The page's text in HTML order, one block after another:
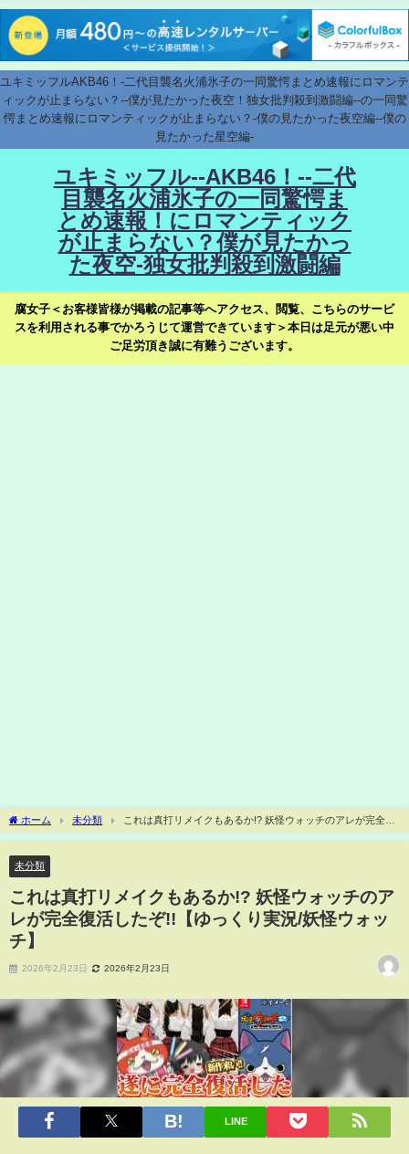
ユキミッフルAKB46！-二代目襲名火浦氷子の一同驚愕まとめ速報にロマンテ
ィックが止まらない？--僕が見たかった夜空！独女批判殺到激闘編--の一同驚
愕まとめ速報にロマンティックが止まらない？-僕の見たかった夜空編--僕の
見たかった星空編-
ユキミッフル--AKB46！--二代
目襲名火浦氷子の一同驚愕ま
とめ速報！にロマンティック
が止まらない？僕が見たかっ
た夜空-独女批判殺到激闘編
腐女子＜お客様皆様が掲載の記事等へアクセス、閲覧、こちらのサービ
スを利用される事でかろうじて運営できています＞本日は足元が悪い中
ご足労頂き誠に有難うございます。
ホーム 未分類
これは真打リメイクもあるか!? 妖怪ウォッチのアレが完全復
活したぞ!!【ゆっくり実況/妖怪ウォッチ】
未分類
これは真打リメイクもあるか!? 妖怪ウォッチのア
レが完全復活したぞ!!【ゆっくり実況/妖怪ウォッ
チ】
2026年2月23日 2026年2月23日
LINE